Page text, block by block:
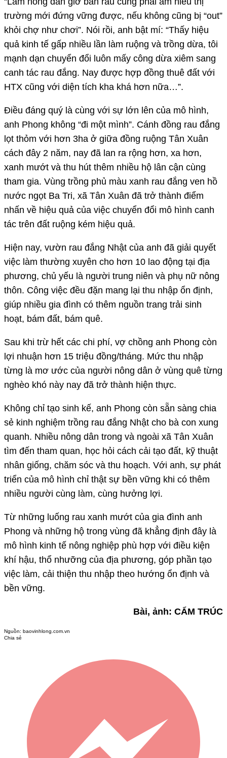
trường mới đứng vững được, nếu không cũng bị “out”
khỏi chợ như chơi”. Nói rồi, anh bật mí: “Thấy hiệu
quả kinh tế gấp nhiều lần làm ruộng và trồng dừa, tôi
mạnh dạn chuyển đổi luôn mấy công dừa xiêm sang
canh tác rau đắng. Nay được hợp đồng thuê đất với
HTX cũng với diện tích kha khá hơn nữa…”.
Điều đáng quý là cùng với sự lớn lên của mô hình,
anh Phong không “đi một mình”. Cánh đồng rau đắng
lọt thỏm với hơn 3ha ở giữa đồng ruộng Tân Xuân
cách đây 2 năm, nay đã lan ra rộng hơn, xa hơn,
xanh mướt và thu hút thêm nhiều hộ lân cận cùng
tham gia. Vùng trồng phủ màu xanh rau đắng ven hồ
nước ngọt Ba Tri, xã Tân Xuân đã trở thành điểm
nhấn về hiệu quả của việc chuyển đổi mô hình canh
tác trên đất ruộng kém hiệu quả.
Hiện nay, vườn rau đắng Nhật của anh đã giải quyết
việc làm thường xuyên cho hơn 10 lao động tại địa
phương, chủ yếu là người trung niên và phụ nữ nông
thôn. Công việc đều đặn mang lại thu nhập ổn định,
giúp nhiều gia đình có thêm nguồn trang trải sinh
hoạt, bám đất, bám quê.
Sau khi trừ hết các chi phí, vợ chồng anh Phong còn
lợi nhuận hơn 15 triệu đồng/tháng. Mức thu nhập
từng là mơ ước của người nông dân ở vùng quê từng
nghèo khó này nay đã trở thành hiện thực.
Không chỉ tạo sinh kế, anh Phong còn sẵn sàng chia
sẻ kinh nghiệm trồng rau đắng Nhật cho bà con xung
quanh. Nhiều nông dân trong và ngoài xã Tân Xuân
tìm đến tham quan, học hỏi cách cải tạo đất, kỹ thuật
nhân giống, chăm sóc và thu hoạch. Với anh, sự phát
triển của mô hình chỉ thật sự bền vững khi có thêm
nhiều người cùng làm, cùng hưởng lợi.
Từ những luống rau xanh mướt của gia đình anh
Phong và những hộ trong vùng đã khẳng định đây là
mô hình kinh tế nông nghiệp phù hợp với điều kiện
khí hậu, thổ nhưỡng của địa phương, góp phần tạo
việc làm, cải thiện thu nhập theo hướng ổn định và
bền vững.
Bài, ảnh: CẨM TRÚC
Nguồn: baovinhlong.com.vn
Chia sẻ